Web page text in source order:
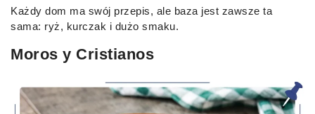
Każdy dom ma swój przepis, ale baza jest zawsze ta
sama: ryż, kurczak i dużo smaku.
Moros y Cristianos